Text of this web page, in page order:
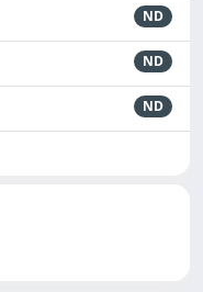
ND
ND
ND